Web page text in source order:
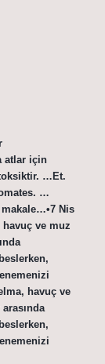
atlar için
…Et.
…
Nis
ve muz
havuç ve